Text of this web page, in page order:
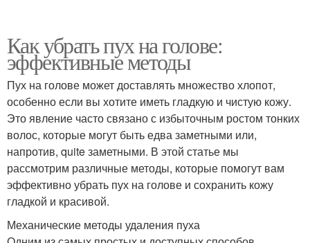
Как убрать пух на голове:
эффективные методы
Пух на голове может доставлять множество хлопот,
особенно если вы хотите иметь гладкую и чистую кожу.
Это явление часто связано с избыточным ростом тонких
волос, которые могут быть едва заметными или,
напротив, quite заметными. В этой статье мы
рассмотрим различные методы, которые помогут вам
эффективно убрать пух на голове и сохранить кожу
гладкой и красивой.
Механические методы удаления пуха